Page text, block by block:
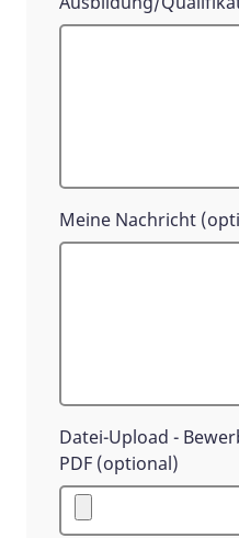
Meine Nachricht
Datei-Upload -
PDF (optional)